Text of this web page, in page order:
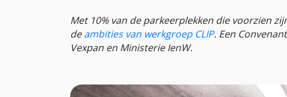
Met 10% van de parkeerplekken die voorzien
deambities van werkgroep CLIP. Een
Vexpan en Ministerie IenW.